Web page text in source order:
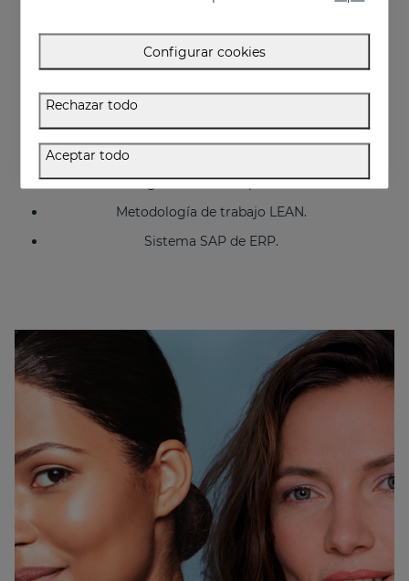
Certificado BPF. (BPF-Buenas Prácticas de
Agencia Española del Medicamento).
ISO 22716 Producto cosméticos: BPF-Buenas
ISO 13485 Productos Sanitarios. Sistemas de
gestión de la calidad. Requisitos para fines
reglamentarios (Mediderma).
Manufacturing Execution System (MES), sistema
de gestión en tiempo real.
Metodología de trabajo LEAN.
Sistema SAP de ERP.
Configurar cookies
Rechazar todo
Aceptar todo